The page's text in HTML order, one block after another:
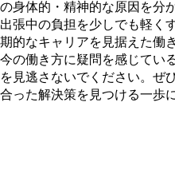
の身体的・精神的な原因を分
出張中の負担を少しでも軽く
期的なキャリアを見据えた働
今の働き方に疑問を感じてい
を見逃さないでください。ぜ
合った解決策を見つける一歩